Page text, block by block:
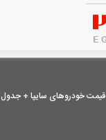
قیمت خودرو‌های سایپا + جدول